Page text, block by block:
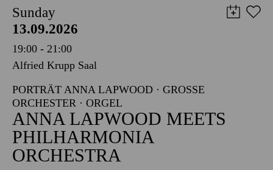
Sunday
13.09.2026
19:00 - 21:00
Alfried Krupp Saal
PORTRÄT ANNA LAPWOOD · GROSSE O
RCHESTER · ORGEL
ANNA LAPWOOD MEETS
PHILHARMONIA
ORCHESTRA